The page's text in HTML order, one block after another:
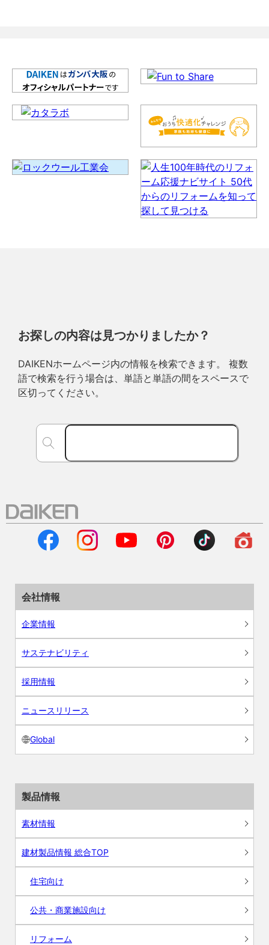
お探しの内容は見つかりましたか？
DAIKENホームページ内の情報を検索できます。 複数
語で検索を行う場合は、単語と単語の間をスペースで
区切ってください。
会社情報
企業情報
サステナビリティ
採用情報
ニュースリリース
Global
製品情報
素材情報
建材製品情報 総合TOP
住宅向け
公共・商業施設向け
リフォーム